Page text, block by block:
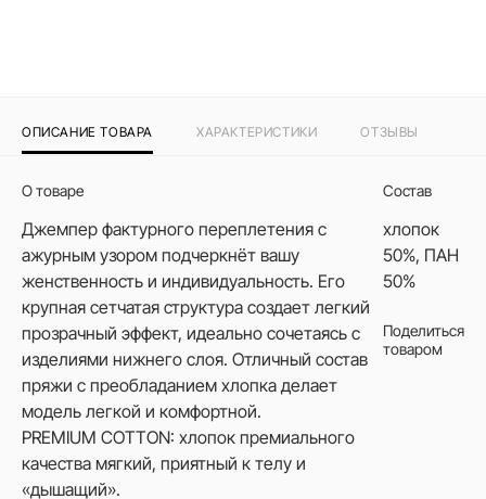
ОПИСАНИЕ ТОВАРА ХАРАКТЕРИСТИКИ ОТЗЫВЫ
О товаре
Джемпер фактурного переплетения с
ажурным узором подчеркнёт вашу
женственность и индивидуальность. Его
крупная сетчатая структура создает легкий
прозрачный эффект, идеально сочетаясь с
изделиями нижнего слоя. Отличный состав
пряжи с преобладанием хлопка делает
модель легкой и комфортной.
PREMIUM COTTON: хлопок премиального
качества мягкий, приятный к телу и
«дышащий».
Состав
хлопок
50%, ПАН
50%
Поделиться
товаром